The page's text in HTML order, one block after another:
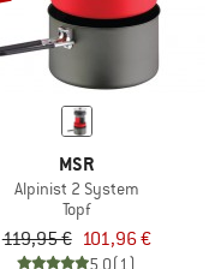
MSR
Alpinist 2 System
Topf
119,95 € 101,96 €
5,0(1)